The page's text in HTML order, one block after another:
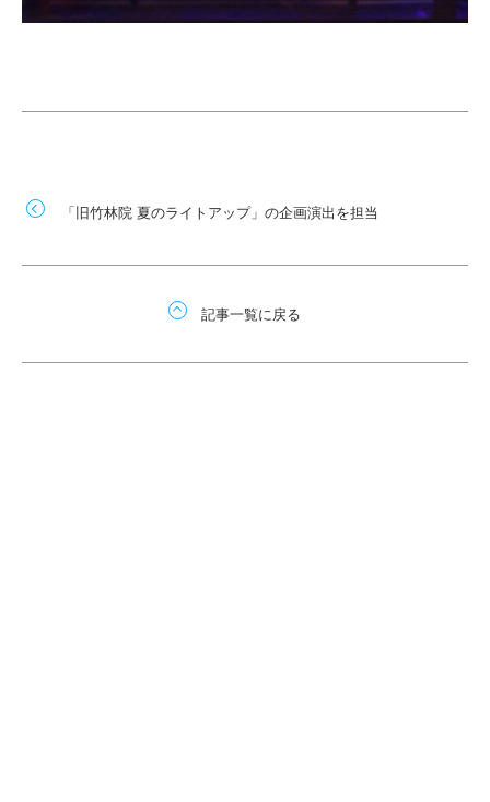
「旧竹林院 夏のライトアップ」の企画演出を担当
記事一覧に戻る